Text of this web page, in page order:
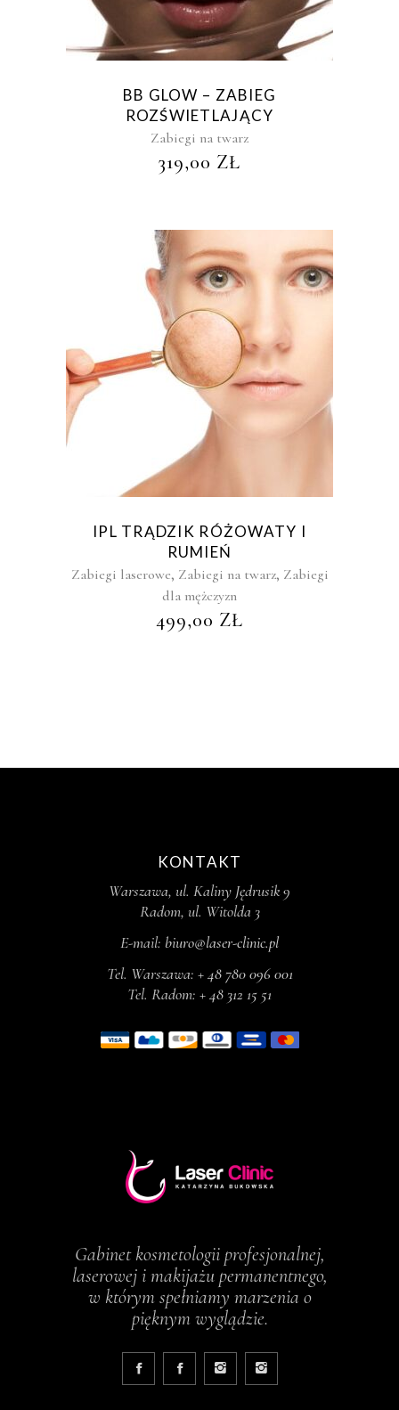
BB GLOW – ZABIEG
ROZŚWIETLAJĄCY
Zabiegi na twarz
319,00 ZŁ
IPL TRĄDZIK RÓŻOWATY I
RUMIEŃ
Zabiegi laserowe, Zabiegi na twarz, Zabiegi
dla mężczyzn
499,00 ZŁ
KONTAKT
Warszawa, ul. Kaliny Jędrusik 9
Radom, ul. Witolda 3
E-mail: biuro@laser-clinic.pl
Tel. Warszawa: + 48 780 096 001
Tel. Radom: + 48 312 15 51
Gabinet kosmetologii profesjonalnej,
laserowej i makijażu permanentnego,
w którym spełniamy marzenia o
pięknym wyglądzie.